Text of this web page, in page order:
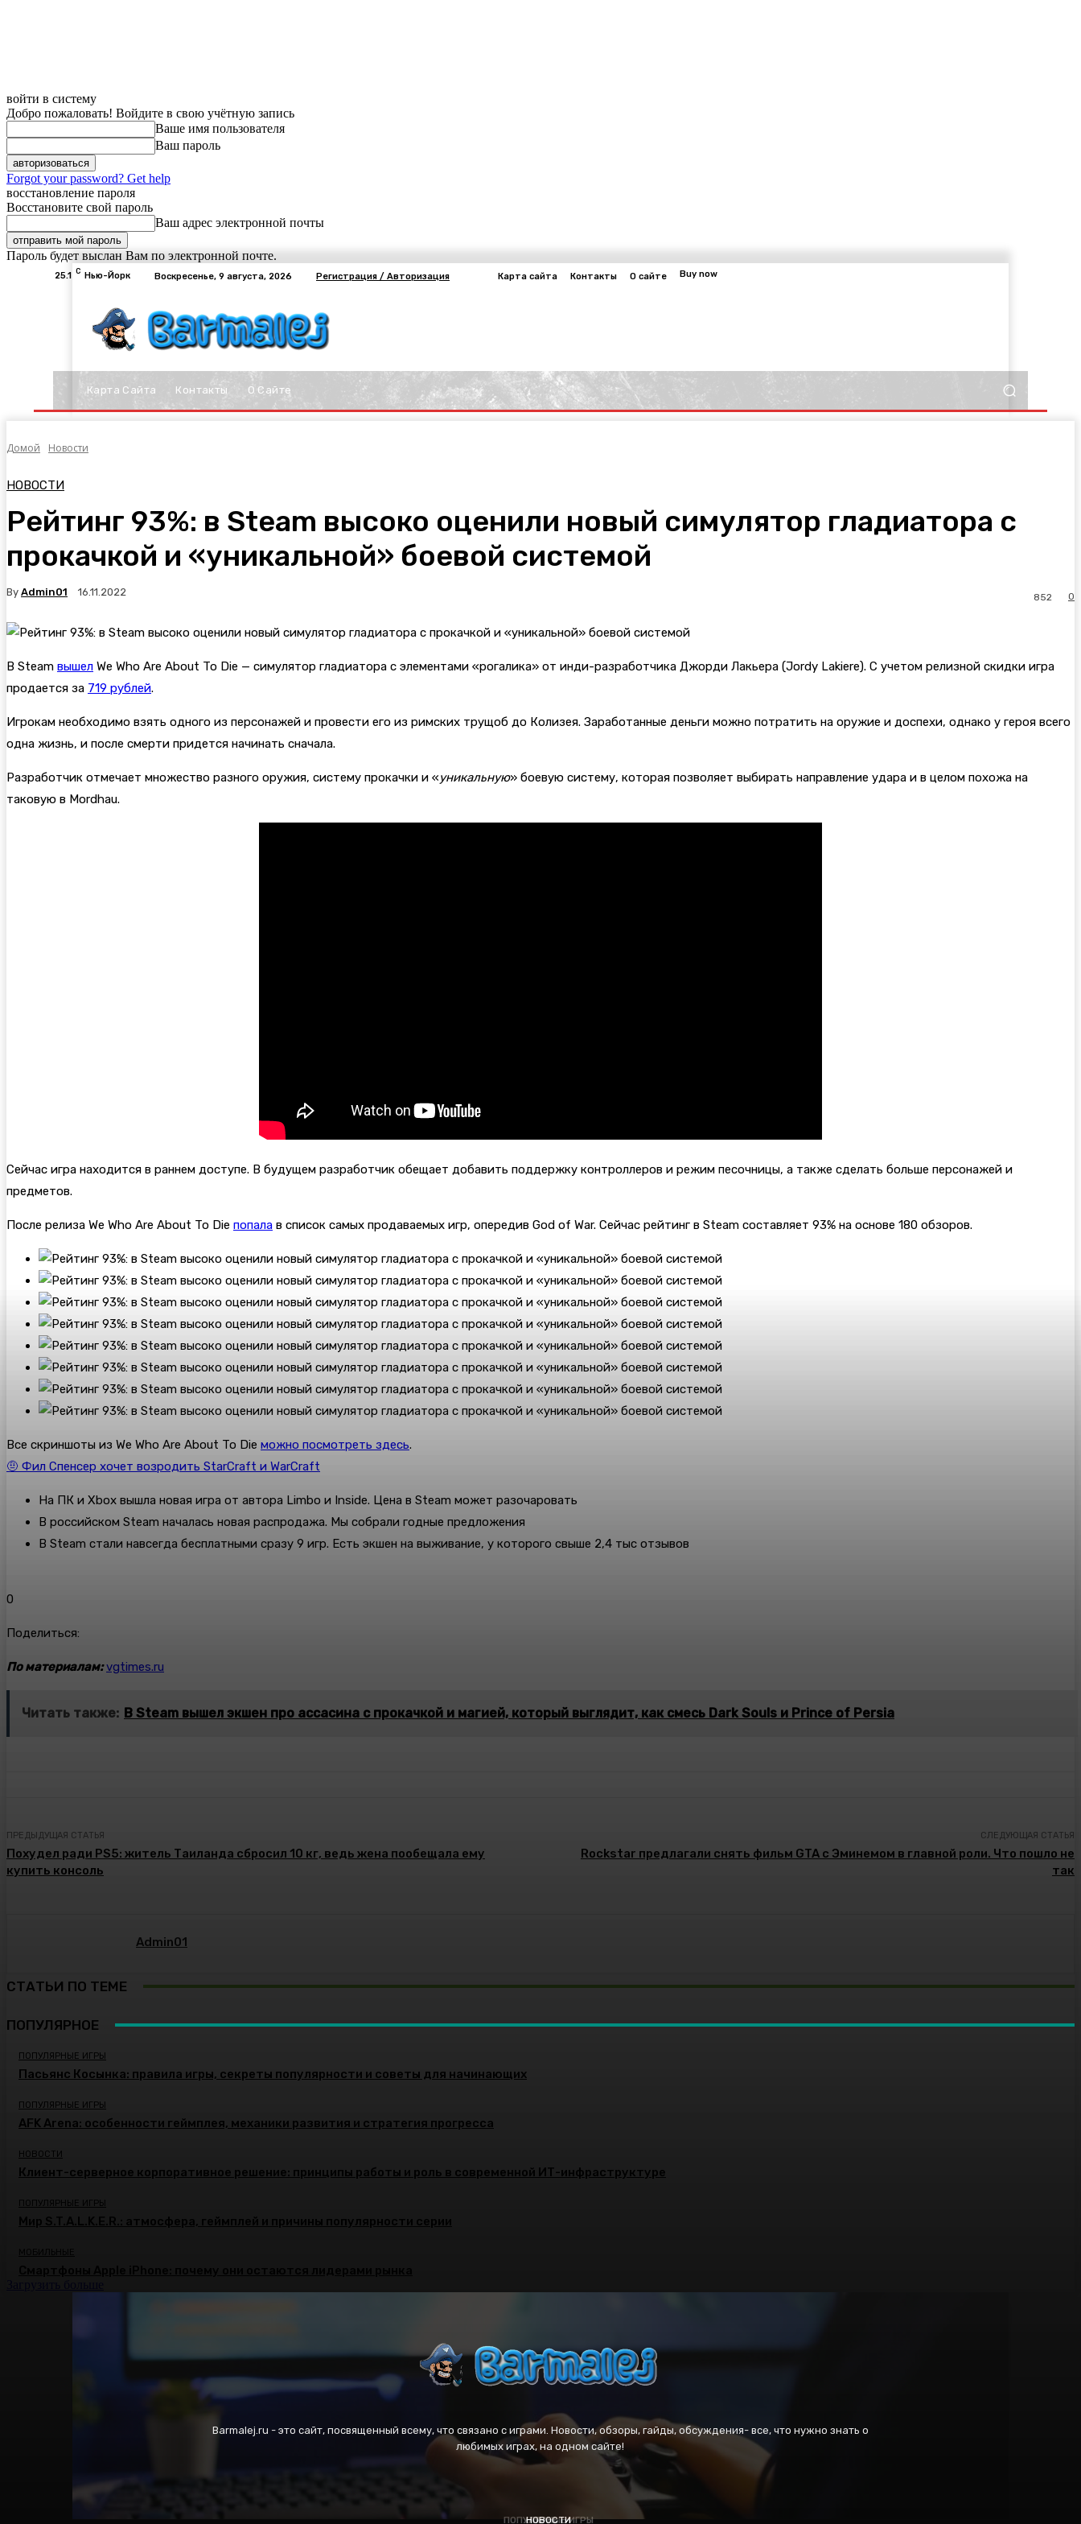
войти в систему
Добро пожаловать! Войдите в свою учётную запись
Ваше имя пользователя
Ваш пароль
Forgot your password? Get help
восстановление пароля
Восстановите свой пароль
Ваш адрес электронной почты
Пароль будет выслан Вам по электронной почте.
25.1 C Нью-Йорк Воскресенье, 9 августа, 2026 Регистрация / Авторизация Карта сайта Контакты О сайте Buy now
Карта Сайта Контакты О Сайте
Домой Новости
НОВОСТИ
Рейтинг 93%: в Steam высоко оценили новый симулятор гладиатора с
прокачкой и «уникальной» боевой системой
By Admin01 16.11.2022 0
852
В Steam вышел We Who Are About To Die — симулятор гладиатора с элементами «рогалика» от инди-разработчика Джорди Лакьера (Jordy Lakiere). С учетом релизной скидки игра
продается за 719 рублей.
Игрокам необходимо взять одного из персонажей и провести его из римских трущоб до Колизея. Заработанные деньги можно потратить на оружие и доспехи, однако у героя всего
одна жизнь, и после смерти придется начинать сначала.
Разработчик отмечает множество разного оружия, систему прокачки и «уникальную» боевую систему, которая позволяет выбирать направление удара и в целом похожа на
таковую в Mordhau.
Сейчас игра находится в раннем доступе. В будущем разработчик обещает добавить поддержку контроллеров и режим песочницы, а также сделать больше персонажей и
предметов.
После релиза We Who Are About To Die попала в список самых продаваемых игр, опередив God of War. Сейчас рейтинг в Steam составляет 93% на основе 180 обзоров.
Все скриншоты из We Who Are About To Die можно посмотреть здесь.
🤨 Фил Спенсер хочет возродить StarCraft и WarCraft
На ПК и Xbox вышла новая игра от автора Limbo и Inside. Цена в Steam может разочаровать
В российском Steam началась новая распродажа. Мы собрали годные предложения
В Steam стали навсегда бесплатными сразу 9 игр. Есть экшен на выживание, у которого свыше 2,4 тыс отзывов
0
Поделиться:
По материалам: vgtimes.ru
Читать также: В Steam вышел экшен про ассасина с прокачкой и магией, который выглядит, как смесь Dark Souls и Prince of Persia
ПРЕДЫДУЩАЯ СТАТЬЯ
Похудел ради PS5: житель Таиланда сбросил 10 кг, ведь жена пообещала ему
купить консоль
СЛЕДУЮЩАЯ СТАТЬЯ
Rockstar предлагали снять фильм GTA с Эминемом в главной роли. Что пошло не
так
Admin01
СТАТЬИ ПО ТЕМЕ
ПОПУЛЯРНЫЕ ИГРЫ
ПОПУЛЯРНЫЕ ИГРЫ
НОВОСТИ
ПОПУЛЯРНОЕ
ПОПУЛЯРНЫЕ ИГРЫ
Пасьянс Косынка: правила игры, секреты популярности и советы для начинающих
ПОПУЛЯРНЫЕ ИГРЫ
AFK Arena: особенности геймплея, механики развития и стратегия прогресса
НОВОСТИ
Клиент-серверное корпоративное решение: принципы работы и роль в современной ИТ-инфраструктуре
ПОПУЛЯРНЫЕ ИГРЫ
Мир S.T.A.L.K.E.R.: атмосфера, геймплей и причины популярности серии
Barmalej.ru - это сайт, посвященный всему, что связано с играми. Новости, обзоры, гайды, обсуждения- все, что нужно знать о
любимых играх, на одном сайте!